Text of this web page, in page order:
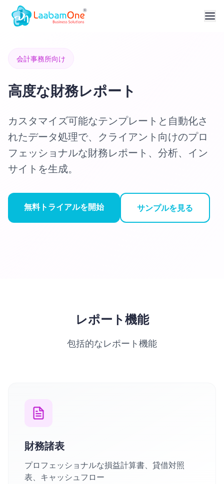
会計事務所向け
高度な財務レポート
カスタマイズ可能なテンプレートと自動化さ
れたデータ処理で、クライアント向けのプロ
フェッショナルな財務レポート、分析、イン
サイトを生成。
無料トライアルを開始 サンプルを見る
レポート機能
包括的なレポート機能
財務諸表
プロフェッショナルな損益計算書、貸借対照
表、キャッシュフロー